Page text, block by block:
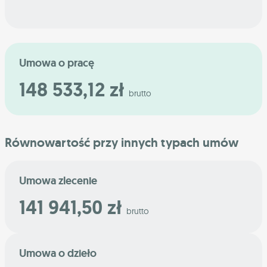
Umowa o pracę
148 533,12 zł brutto
Równowartość przy innych typach umów
Umowa zlecenie
141 941,50 zł brutto
Umowa o dzieło